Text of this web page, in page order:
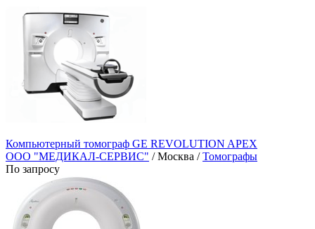
Компьютерный томограф GE REVOLUTION APEX
ООО "МЕДИКАЛ-СЕРВИС" / Москва /Томографы
По запросу